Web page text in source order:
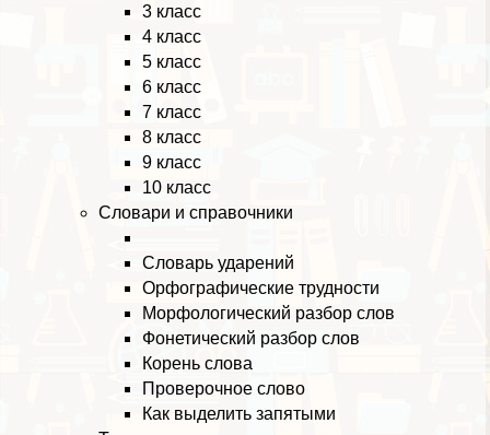
3 класс
4 класс
5 класс
6 класс
7 класс
8 класс
9 класс
10 класс
Словари и справочники
Словарь ударений
Орфографические трудности
Морфологический разбор слов
Фонетический разбор слов
Корень слова
Проверочное слово
Как выделить запятыми